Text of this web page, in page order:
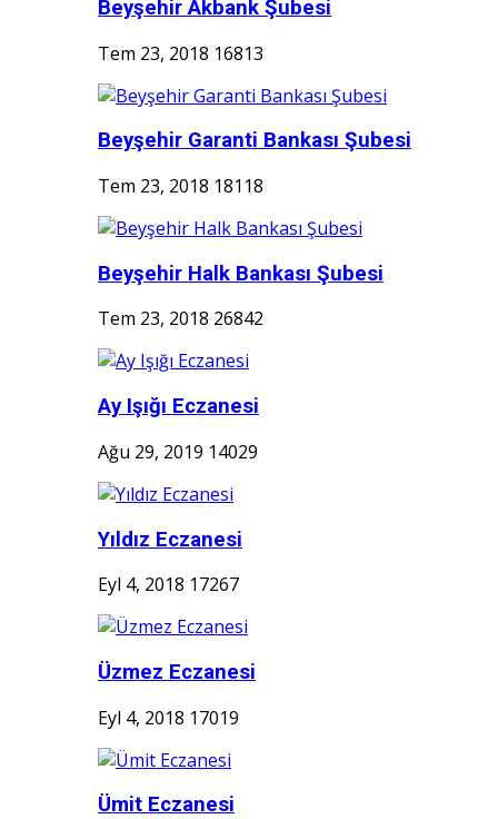
Beyşehir Akbank Şubesi
Tem 23, 2018 16813
Beyşehir Garanti Bankası Şubesi
Tem 23, 2018 18118
Beyşehir Halk Bankası Şubesi
Tem 23, 2018 26842
Ay Işığı Eczanesi
Ağu 29, 2019 14029
Yıldız Eczanesi
Eyl 4, 2018 17267
Üzmez Eczanesi
Eyl 4, 2018 17019
Ümit Eczanesi